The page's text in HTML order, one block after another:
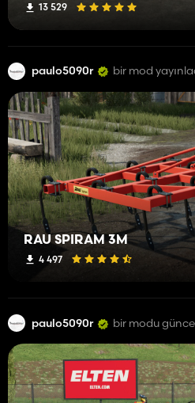
13 529
paulo5090r bir mod
RAU SPIRAM 3M
4 497
paulo5090r bir modu